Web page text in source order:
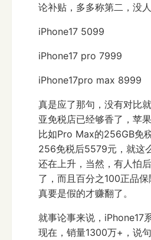
论补贴，多多称第二，没
iPhone17 5099
iPhone17 pro 7999
iPhone17pro max 8999
真是应了那句，没有对比
亚免税店已经够香了，苹
比如Pro Max的256GB免
256免税后5579元，就这
还在上升，当然，有人怕
了，而且百分之100正品保
真要是假的才赚翻了。
就事论事来说，iPhone17
现在，销量1300万+，说